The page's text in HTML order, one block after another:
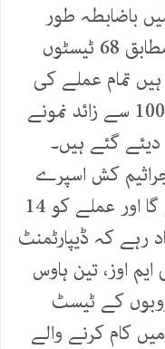
باضابطہ طور
پرخط بھیج دیا گیا ہے جس کے مطابق 68 ٹیسٹوں
ہیں تمام عملے کی
سکریننگ کی جارہی ہے اب تک 100 سے زائد نمونے
دیئے گئے ہیں۔
کش اسپرے
کے ذریعے ڈس انفیکٹ کیا جائے گا اور عملے کو 14
رہے کہ ڈیپارٹمنٹ
اسسٹنٹ پروفیسر، 14 ٹی ایم اوز، تین ہاوس
کے ٹیسٹ
کام کرنے والے